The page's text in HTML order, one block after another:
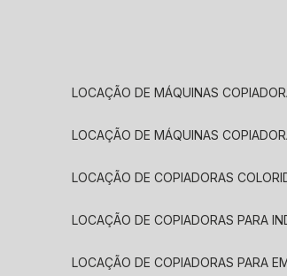
LOCAÇÃO DE MÁQUINAS
LOCAÇÃO DE MÁQUINAS
LOCAÇÃO DE COPIADORAS
LOCAÇÃO DE COPIADORAS PARA
LOCAÇÃO DE COPIADORAS PARA